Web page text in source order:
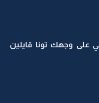
على وجهك تونا قايلين